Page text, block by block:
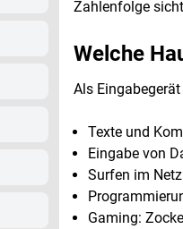
Zahlenfolge
Welche
Als
Texte und
Eingabe von
Surfen im
Gaming: